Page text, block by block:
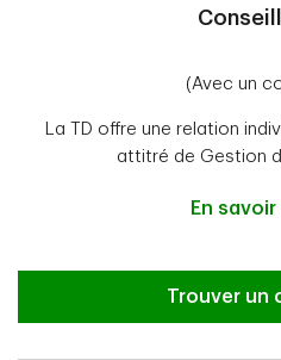
(Avec un
La TD offre une relation
attitré de Gestion
En savoir
Trouver un